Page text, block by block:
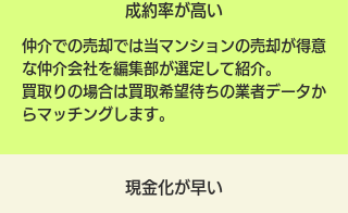
成約率が高い
仲介での売却では当マンションの売却が得意
な仲介会社を編集部が選定して紹介。
買取りの場合は買取希望待ちの業者データか
らマッチングします。
現金化が早い